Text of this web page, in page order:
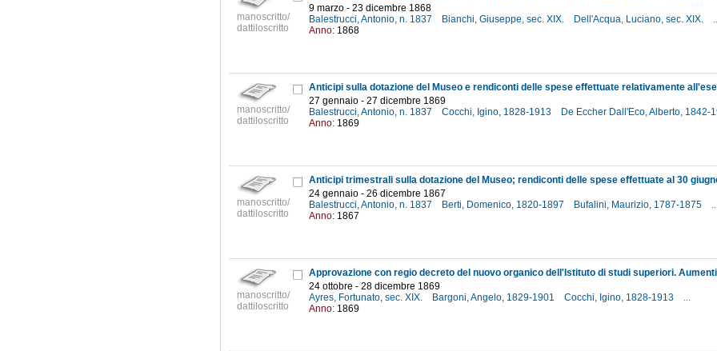
manoscritto/
dattiloscritto
9 marzo - 23 dicembre 1868
Balestrucci, Antonio, n. 1837
Bianchi, Giuseppe, sec. XIX. Dell'Acqua, Luciano, sec. XIX.
Anno: 1868
manoscritto/
dattiloscritto
27 gennaio - 27 dicembre 1869
Balestrucci, Antonio, n. 1837
Cocchi, Igino, 1828-1913 De Eccher Dall'Eco, Alberto, 1842-
Anno: 1869
manoscritto/
dattiloscritto
24 gennaio - 26 dicembre 1867
Balestrucci, Antonio, n. 1837
Berti, Domenico, 1820-1897 Bufalini, Maurizio, 1787-1875
Anno: 1867
manoscritto/
dattiloscritto
24 ottobre - 28 dicembre 1869
Ayres, Fortunato, sec. XIX.
Bargoni, Angelo, 1829-1901 Cocchi, Igino, 1828-1913
...
Anno: 1869